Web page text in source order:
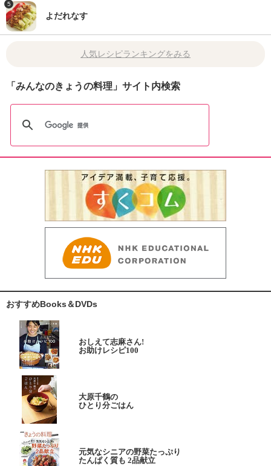
5
よだれなす
人気レシピランキングをみる
「みんなのきょうの料理」サイト内検索
おすすめBooks＆DVDs
おしえて志麻さん!
お助けレシピ100
大原千鶴の
ひとり分ごはん
元気なシニアの野菜たっぷり
たんぱく質も 2品献立